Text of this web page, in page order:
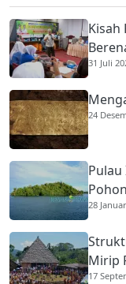
Kisah
31 Juli
24
Pulau
28
Mirip
17